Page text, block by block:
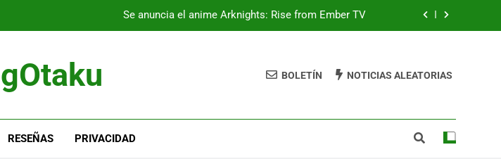
Se anuncia el anime Arknights: Rise from Ember TV
Neptunia Re;Birth Game Series se lanzará digitalmente el 21 de mayo
Se anuncia el anime Arknights: Rise from Ember TV
BOLETÍN NOTICIAS ALEATORIAS
RESEÑAS PRIVACIDAD